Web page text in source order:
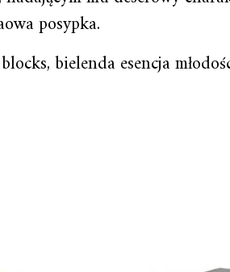
posypka.
bielenda esencja